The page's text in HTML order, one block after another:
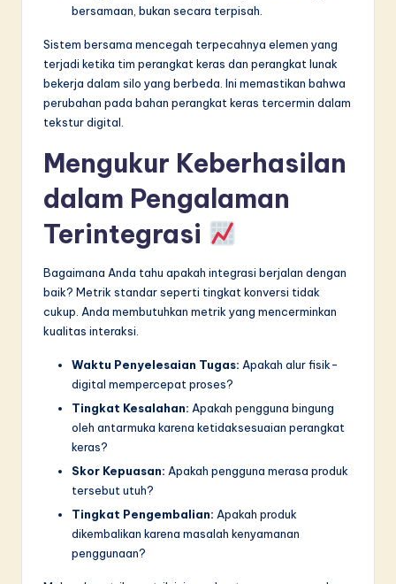
bersamaan, bukan secara terpisah.
Sistem bersama mencegah terpecahnya elemen yang
terjadi ketika tim perangkat keras dan perangkat lunak
bekerja dalam silo yang berbeda. Ini memastikan bahwa
perubahan pada bahan perangkat keras tercermin dalam
tekstur digital.
Mengukur Keberhasilan
dalam Pengalaman
Terintegrasi
Bagaimana Anda tahu apakah integrasi berjalan dengan
baik? Metrik standar seperti tingkat konversi tidak
cukup. Anda membutuhkan metrik yang mencerminkan
kualitas interaksi.
Waktu Penyelesaian Tugas: Apakah alur fisik-
digital mempercepat proses?
Tingkat Kesalahan: Apakah pengguna bingung
oleh antarmuka karena ketidaksesuaian perangkat
keras?
Skor Kepuasan: Apakah pengguna merasa produk
tersebut utuh?
Tingkat Pengembalian: Apakah produk
dikembalikan karena masalah kenyamanan
penggunaan?